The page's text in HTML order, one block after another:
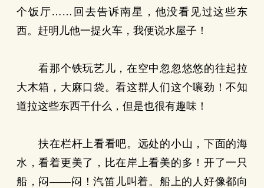
个饭厅……回去告诉南星，他没看见过这些东
西。赶明儿他一提火车，我便说水屋子！
看那个铁玩艺儿，在空中忽忽悠悠的往起拉
大木箱，大麻口袋。看这群人们这个嚷劲！不知
道拉这些东西干什么，但是也很有趣味！
扶在栏杆上看看吧。远处的小山，下面的海
水，看着更美了，比在岸上看美的多！开了一只
船，闷——闷！汽笛儿叫着。船上的人好像都向